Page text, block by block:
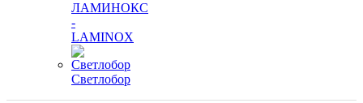
ЛАМИНОКС
-
LAMINOX
Светлобор